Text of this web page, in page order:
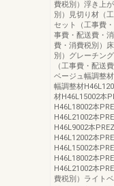
費税別）浮き上
別）見切り材（
セット（工事費
事費・配送費・
費・消費税別）
別）グレーチン
（工事費・配
ベージュ幅調整
幅調整材
材H46L15002本
H46L18002本
H46L21002本
H46L9002本
H46L12002本
H46L15002本
H46L18002本
H46L21002本
費税別）ライト